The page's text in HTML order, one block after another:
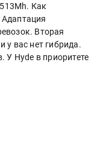
Как
Вторая
у вас нет гибрида.
У Hyde в приоритете